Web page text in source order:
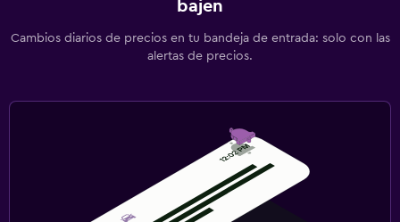
bajen
Cambios diarios de precios en tu bandeja de entrada: solo con las
alertas de precios.